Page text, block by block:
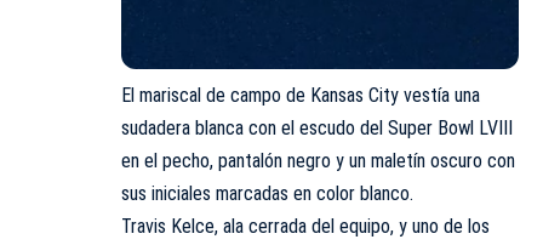
El mariscal de campo de Kansas City vestía una
sudadera blanca con el escudo del Super Bowl LVIII
en el pecho, pantalón negro y un maletín oscuro con
sus iniciales marcadas en color blanco.
Travis Kelce, ala cerrada del equipo, y uno de los